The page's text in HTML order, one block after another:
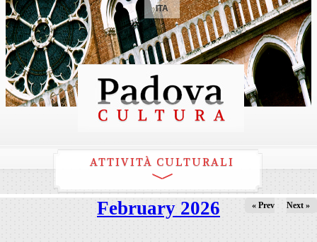
ITA
ATTIVITÀ CULTURALI
February 2026 « Prev Next »